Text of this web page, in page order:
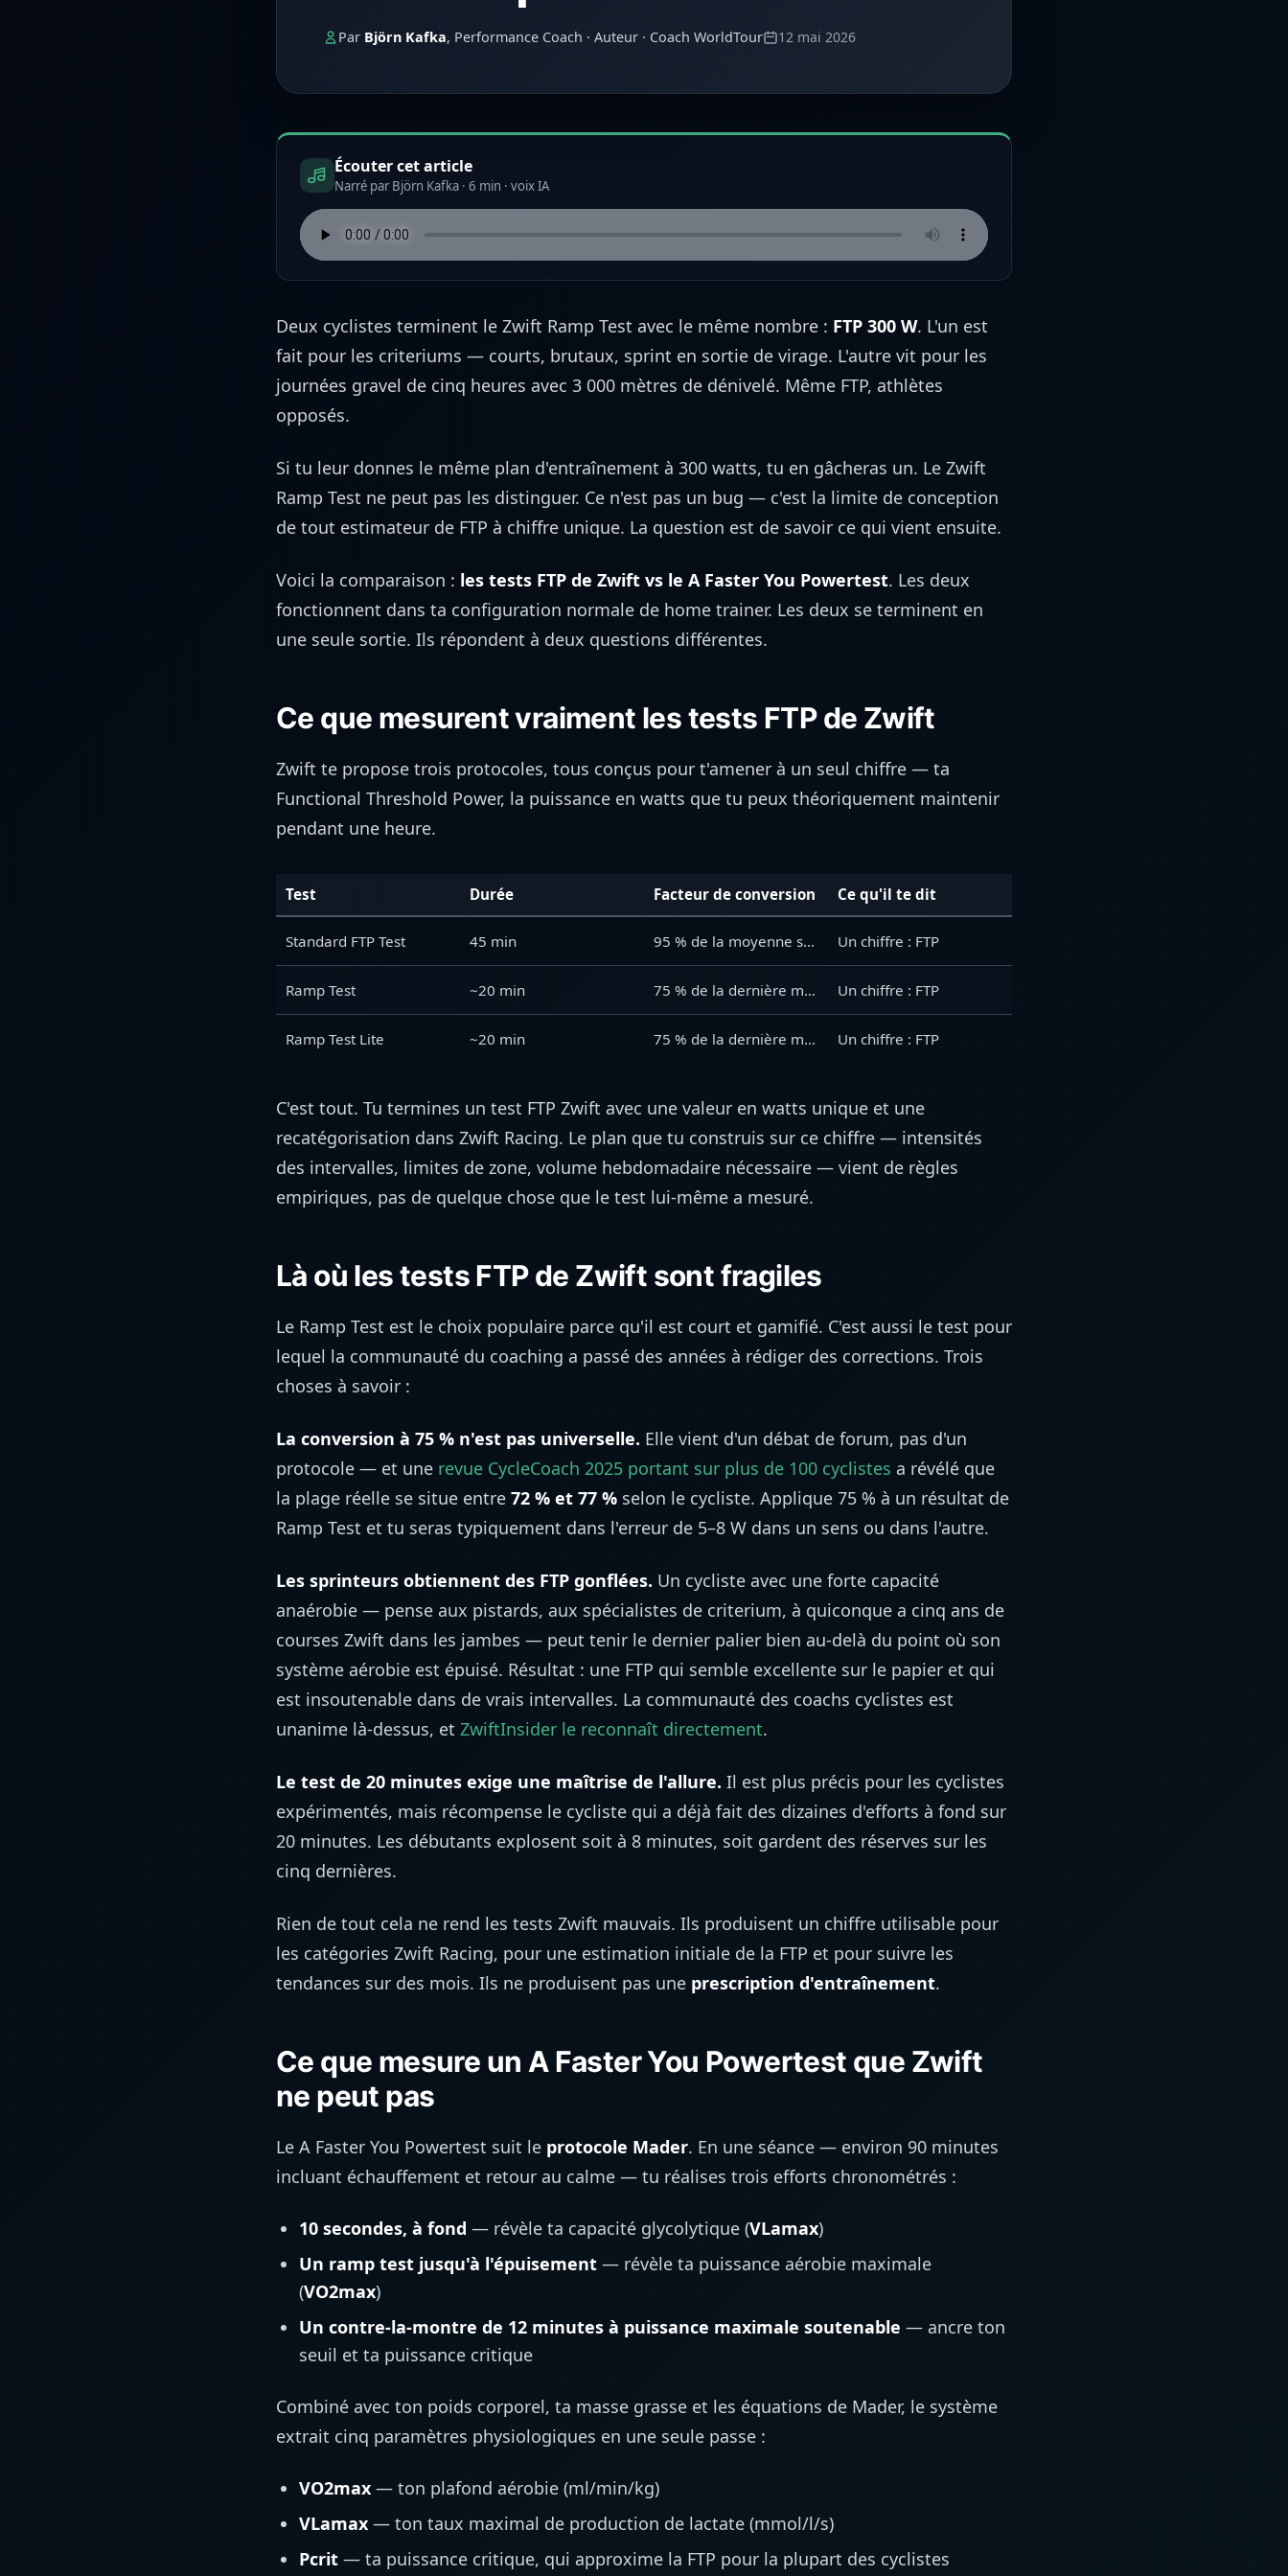
Par Björn Kafka, Performance Coach · Auteur · Coach WorldTour 12 mai 2026
Écouter cet article
Narré par Björn Kafka · 6 min · voix IA
Deux cyclistes terminent le Zwift Ramp Test avec le même nombre : FTP 300 W. L'un est
fait pour les criteriums — courts, brutaux, sprint en sortie de virage. L'autre vit pour les
journées gravel de cinq heures avec 3 000 mètres de dénivelé. Même FTP, athlètes
opposés.
Si tu leur donnes le même plan d'entraînement à 300 watts, tu en gâcheras un. Le Zwift
Ramp Test ne peut pas les distinguer. Ce n'est pas un bug — c'est la limite de conception
de tout estimateur de FTP à chiffre unique. La question est de savoir ce qui vient ensuite.
Voici la comparaison : les tests FTP de Zwift vs le A Faster You Powertest. Les deux
fonctionnent dans ta configuration normale de home trainer. Les deux se terminent en
une seule sortie. Ils répondent à deux questions différentes.
Ce que mesurent vraiment les tests FTP de Zwift
Zwift te propose trois protocoles, tous conçus pour t'amener à un seul chiffre — ta
Functional Threshold Power, la puissance en watts que tu peux théoriquement maintenir
pendant une heure.
Test Durée Facteur de conversion Ce qu'il te dit
Standard FTP Test 45 min 95 % de la moyenne sur 20 min Un chiffre : FTP
Ramp Test ~20 min 75 % de la dernière minute complète Un chiffre : FTP
Ramp Test Lite ~20 min 75 % de la dernière minute complète (paliers plus petits) Un chiffre : FTP
C'est tout. Tu termines un test FTP Zwift avec une valeur en watts unique et une
recatégorisation dans Zwift Racing. Le plan que tu construis sur ce chiffre — intensités
des intervalles, limites de zone, volume hebdomadaire nécessaire — vient de règles
empiriques, pas de quelque chose que le test lui-même a mesuré.
Là où les tests FTP de Zwift sont fragiles
Le Ramp Test est le choix populaire parce qu'il est court et gamifié. C'est aussi le test pour
lequel la communauté du coaching a passé des années à rédiger des corrections. Trois
choses à savoir :
La conversion à 75 % n'est pas universelle. Elle vient d'un débat de forum, pas d'un
protocole — et une revue CycleCoach 2025 portant sur plus de 100 cyclistes a révélé que
la plage réelle se situe entre 72 % et 77 % selon le cycliste. Applique 75 % à un résultat de
Ramp Test et tu seras typiquement dans l'erreur de 5–8 W dans un sens ou dans l'autre.
Les sprinteurs obtiennent des FTP gonflées. Un cycliste avec une forte capacité
anaérobie — pense aux pistards, aux spécialistes de criterium, à quiconque a cinq ans de
courses Zwift dans les jambes — peut tenir le dernier palier bien au-delà du point où son
système aérobie est épuisé. Résultat : une FTP qui semble excellente sur le papier et qui
est insoutenable dans de vrais intervalles. La communauté des coachs cyclistes est
unanime là-dessus, et ZwiftInsider le reconnaît directement.
Le test de 20 minutes exige une maîtrise de l'allure. Il est plus précis pour les cyclistes
expérimentés, mais récompense le cycliste qui a déjà fait des dizaines d'efforts à fond sur
20 minutes. Les débutants explosent soit à 8 minutes, soit gardent des réserves sur les
cinq dernières.
Rien de tout cela ne rend les tests Zwift mauvais. Ils produisent un chiffre utilisable pour
les catégories Zwift Racing, pour une estimation initiale de la FTP et pour suivre les
tendances sur des mois. Ils ne produisent pas une prescription d'entraînement.
Ce que mesure un A Faster You Powertest que Zwift
ne peut pas
Le A Faster You Powertest suit le protocole Mader. En une séance — environ 90 minutes
incluant échauffement et retour au calme — tu réalises trois efforts chronométrés :
10 secondes, à fond — révèle ta capacité glycolytique (VLamax)
Un ramp test jusqu'à l'épuisement — révèle ta puissance aérobie maximale
(VO2max)
Un contre-la-montre de 12 minutes à puissance maximale soutenable — ancre ton
seuil et ta puissance critique
Combiné avec ton poids corporel, ta masse grasse et les équations de Mader, le système
extrait cinq paramètres physiologiques en une seule passe :
VO2max — ton plafond aérobie (ml/min/kg)
VLamax — ton taux maximal de production de lactate (mmol/l/s)
Pcrit — ta puissance critique, qui approxime la FTP pour la plupart des cyclistes